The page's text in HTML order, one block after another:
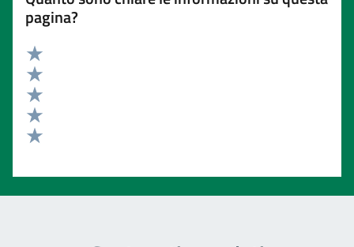
pagina?
Valuta 5 stelle su 5
Valuta 4 stelle su 5
Valuta 3 stelle su 5
Valuta 2 stelle su 5